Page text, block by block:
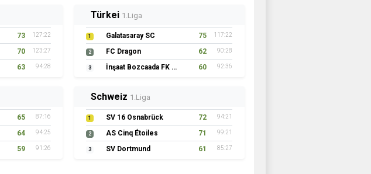
73 127:22
70 123:27
63 94:28
Türkei 1.Liga
1 Galatasaray SC 75 117:22
2 FC Dragon 62 90:28
3 İnşaat Bozcaada FK 1957 60 92:36
65 87:16
64 94:25
59 91:26
Schweiz 1.Liga
1 SV 16 Osnabrück 72 94:21
2 AS Cinq Étoiles 71 99:21
3 SV Dortmund 61 85:27